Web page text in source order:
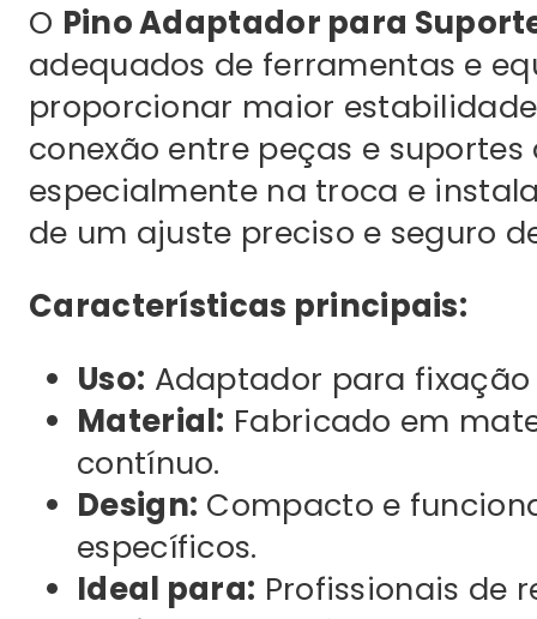
O Pino Adaptador para
adequados de ferramentas e
proporcionar maior
conexão entre peças e
especialmente na troca e
de um ajuste preciso e seguro
Características principais:
Uso: Adaptador para
Material: Fabricado em
contínuo.
Design: Compacto e
específicos.
Ideal para: Profissionais de